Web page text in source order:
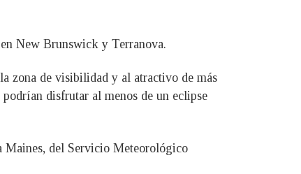
New Brunswick y Terranova.
zona de visibilidad y al atractivo de más
disfrutar al menos de un eclipse
Maines, del Servicio Meteorológico